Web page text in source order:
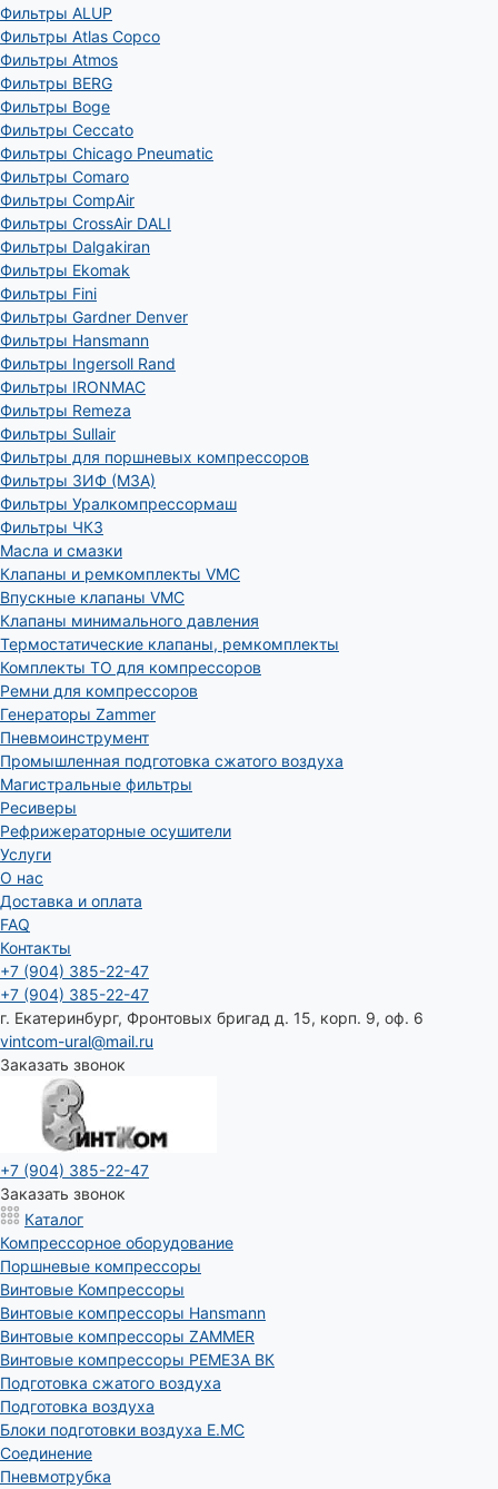
Фильтры ALUP
Фильтры Atlas Copco
Фильтры Atmos
Фильтры BERG
Фильтры Boge
Фильтры Ceccato
Фильтры Chicago Pneumatic
Фильтры Comaro
Фильтры CompAir
Фильтры CrossAir DALI
Фильтры Dalgakiran
Фильтры Ekomak
Фильтры Fini
Фильтры Gardner Denver
Фильтры Hansmann
Фильтры Ingersoll Rand
Фильтры IRONMAC
Фильтры Remeza
Фильтры Sullair
Фильтры для поршневых компрессоров
Фильтры ЗИФ (МЗА)
Фильтры Уралкомпрессормаш
Фильтры ЧКЗ
Масла и смазки
Клапаны и ремкомплекты VMC
Впускные клапаны VMC
Клапаны минимального давления
Термостатические клапаны, ремкомплекты
Комплекты ТО для компрессоров
Ремни для компрессоров
Генераторы Zammer
Пневмоинструмент
Промышленная подготовка сжатого воздуха
Магистральные фильтры
Ресиверы
Рефрижераторные осушители
Услуги
О нас
Доставка и оплата
FAQ
Контакты
+7 (904) 385-22-47
+7 (904) 385-22-47
г. Екатеринбург, Фронтовых бригад д. 15, корп. 9, оф. 6
vintcom-ural@mail.ru
Заказать звонок
+7 (904) 385-22-47
Заказать звонок
Каталог
Компрессорное оборудование
Поршневые компрессоры
Винтовые Компрессоры
Винтовые компрессоры Hansmann
Винтовые компрессоры ZAMMER
Винтовые компрессоры РЕМЕЗА ВК
Подготовка сжатого воздуха
Подготовка воздуха
Блоки подготовки воздуха E.MC
Соединение
Пневмотрубка